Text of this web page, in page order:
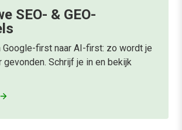
SEO- & GEO-
Google-first naar AI-first: zo wordt je
gevonden. Schrijf je in en bekijk